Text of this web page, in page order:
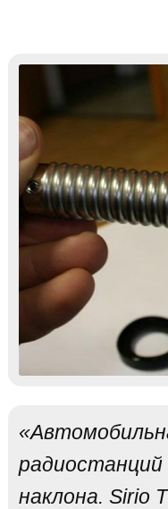
наклона. Sirio